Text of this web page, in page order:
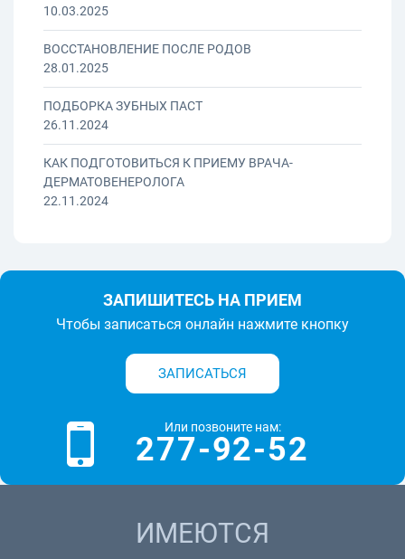
10.03.2025
ВОССТАНОВЛЕНИЕ ПОСЛЕ РОДОВ
28.01.2025
ПОДБОРКА ЗУБНЫХ ПАСТ
26.11.2024
КАК ПОДГОТОВИТЬСЯ К ПРИЕМУ ВРАЧА-
ДЕРМАТОВЕНЕРОЛОГА
22.11.2024
ЗАПИШИТЕСЬ НА ПРИЕМ
Чтобы записаться онлайн нажмите кнопку
ЗАПИСАТЬСЯ
Или позвоните нам:
277-92-52
ИМЕЮТСЯ